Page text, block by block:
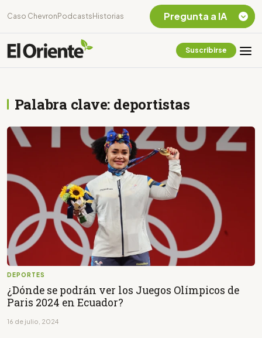
Caso Chevron Podcasts Historias
Suscribirse
Palabra clave: deportistas
DEPORTES
¿Dónde se podrán ver los Juegos Olímpicos de
Paris 2024 en Ecuador?
16 de julio, 2024
Pregunta a IA
Listar destinos
Amazonia Ecuatoriana
¿En que consiste la
tasa minera que rige en